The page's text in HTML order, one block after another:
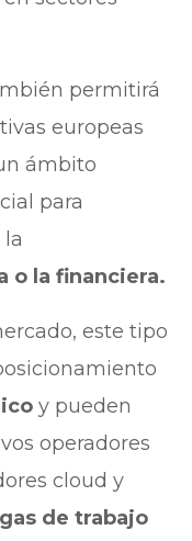
permitirá
europeas
ámbito
para
o la financiera.
este tipo
y pueden
operadores
cloud y
de trabajo